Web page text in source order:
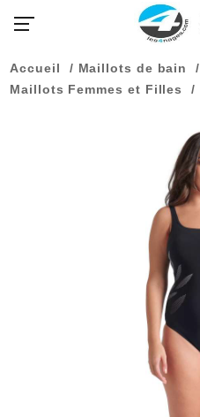
Accueil
Maillots de bain
Maillots Femmes et Filles